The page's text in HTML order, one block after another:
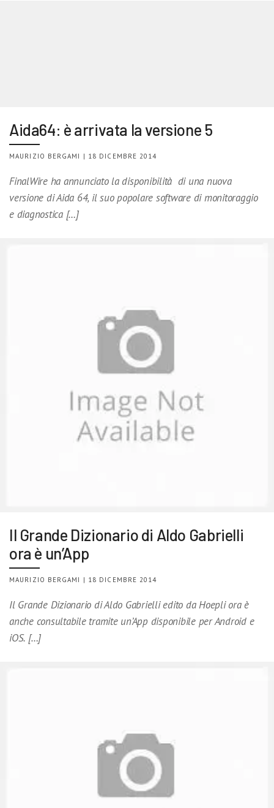
Aida64: è arrivata la versione 5
MAURIZIO BERGAMI | 18 DICEMBRE 2014
FinalWire ha annunciato la disponibilità di una nuova
versione di Aida 64, il suo popolare software di monitoraggio
e diagnostica […]
Il Grande Dizionario di Aldo Gabrielli
ora è un’App
MAURIZIO BERGAMI | 18 DICEMBRE 2014
Il Grande Dizionario di Aldo Gabrielli edito da Hoepli ora è
anche consultabile tramite un’App disponibile per Android e
iOS. […]